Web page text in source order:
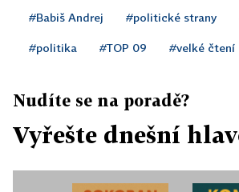
#Babiš Andrej #politické strany
#politika #TOP 09 #velké čtení
Nudíte se na poradě?
Vyřešte dnešní